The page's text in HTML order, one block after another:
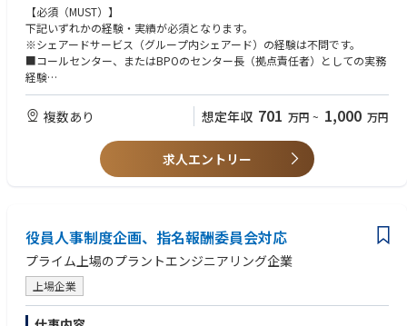
国内最大級のSaaSレビューサイト「ITreview」では約5,000製品中1位を獲
得。
現在グローバル2億人超、日本国内で28,000社以上が利用するまでに成長
しています。
■特色
フラットな組織で役職に縛られず、挑戦する人がリーダーになれる文化が
あります。
自ら手を挙げてチャレンジし、影響範囲を広げていける環境です。
客の事業成長（サクセス）を支援します。
【2】戦略的なコストコントロール（収益性の極大化）
拠点のP/L責任を持ち、生産性向上と業務効率化を徹底します。
次世代型の収益モデル（BPaaS、成果報酬など）へのスムーズな現場移行
【3】現場のリスキリングとAI戦略の実装
「AI戦略統括部」と連携し、業務運用コスト削減を見据えた技術検証な
ど、最新のAIプロセスを現場へ導入します。
同時に、現場スタッフやSVを「能動的なDX提案者」へと進化させるトレ
【1】BPO業界の構造変革をリードする経験
「AI時代のBPOはどうあるべきか」という問いに対し、自ら答えを出し、
組織を動かす醍醐味があります。
【2】経営直結の大きな裁量
【必須（MUST）】
下記いずれかの経験・実績が必須となります。
※シェアードサービス（グループ内シェアード）の経験は不問です。
■コールセンター、またはBPOのセンター長（拠点責任者）としての実務
経験
■既存のオペレーションを改善・再構築し、成果を出した経験
■AIやITツールを活用した業務効率化、または顧客への提案経験
【応募資格：歓迎】
■300名同等の大規模拠点のマネジメント経験
■BPOベンダー側でのプリセールス・新規案件の垂直立ち上げ経験
複数あり 想定年収 701 万円 ~ 1,000 万円
求人エントリー
役員人事制度企画、指名報酬委員会対応
プライム上場のプラントエンジニアリング企業
上場企業